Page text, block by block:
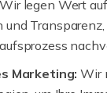
Wir legen Wert
und
Marketing:Wir